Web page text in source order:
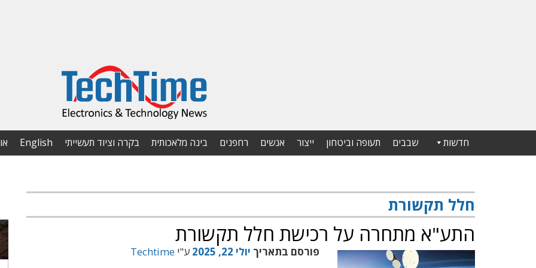
חדשות שבבים תעופה וביטחון ייצור אנשים רחפנים בינה מלאכותית בקרה וציוד תעשייתי English
חלל תקשורת
התע"א מתחרה על רכישת חלל תקשורת
פורסם בתאריך יולי 22, 2025 ע"י Techtime